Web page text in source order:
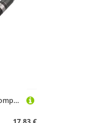
Teleskop-Angelrute mit kompaktem Design und mehreren Längenoptionen, gebaut für verschiedene Angelumgebungen und Bedingungen (1,5 m schwarzB)